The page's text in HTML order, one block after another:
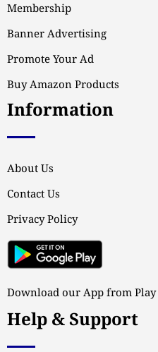
Membership
Banner Advertising
Promote Your Ad
Buy Amazon Products
Information
About Us
Contact Us
Privacy Policy
Download our App from Play
Help & Support